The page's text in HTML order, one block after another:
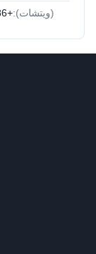
(ويتشات):+86 136 6733 2386